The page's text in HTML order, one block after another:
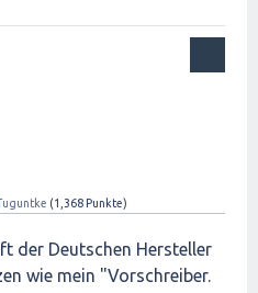
(1,368 Punkte)
der Deutschen Hersteller
wie mein "Vorschreiber.